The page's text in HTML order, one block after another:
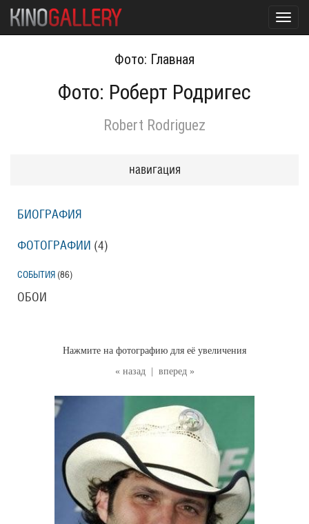
Фото: Главная
Фото: Роберт Родригес
Robert Rodriguez
« назад вперед »
Нажмите на фотографию для её увеличения
навигация
БИОГРАФИЯ
ФОТОГРАФИИ (4)
СОБЫТИЯ (86)
ОБОИ